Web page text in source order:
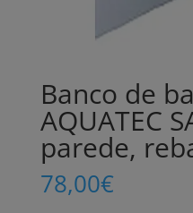
Banco de
AQUATEC
parede,
78,00€